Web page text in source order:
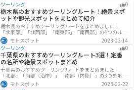
ツーリング 0
栃木県のおすすめツーリングルート！絶景スポ
ットや観光スポットをまとめて紹介
栃木県のおすすめツーリングルートをまとめました！
「北東部」「北西部」「南東部」「南西部」の4つのルー
ト紹介します。日本を代表する神社や広大な山や滝、湖
などを歴史や自然を満喫するツーリングができます。バ
イクで栃木県にツーリングに行く際は参考にしてくださ
い。
モトスポット
2023-03-14
ツーリング
0
千葉県のおすすめツーリングルート3選！定番
の名所や絶景スポットまとめ
千葉県のおすすめツーリングルートをまとめました！
「北部」「南部（沿岸）」「南部（内陸）」の3つを地域
別で紹介します！千葉は首都圏からのアクセスも良く、
海と山どちらも堪能できるのでツーリングには最適な場
モトスポット
2023-02-22